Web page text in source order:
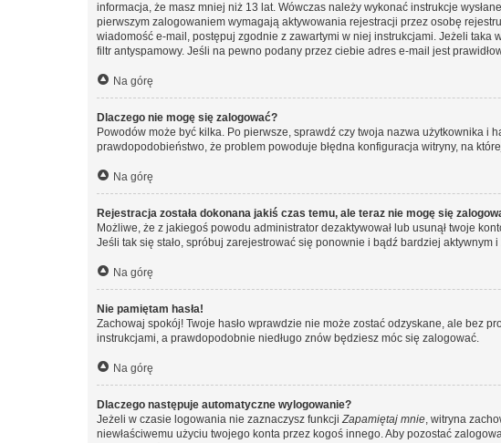
informacja, że masz mniej niż 13 lat. Wówczas należy wykonać instrukcje
pierwszym zalogowaniem wymagają aktywowania rejestracji przez osobę
wiadomość e-mail, postępuj zgodnie z zawartymi w niej instrukcjami. Jeżeli taka
filtr antyspamowy. Jeśli na pewno podany przez ciebie adres e-mail jest
Na górę
Dlaczego nie mogę się zalogować?
Powodów może być kilka. Po pierwsze, sprawdź czy twoja nazwa użytkownika i
prawdopodobieństwo, że problem powoduje błędna konfiguracja witryny, na
Na górę
Rejestracja została dokonana jakiś czas temu, ale teraz nie mogę się
Możliwe, że z jakiegoś powodu administrator dezaktywował lub usunął twoje
Jeśli tak się stało, spróbuj zarejestrować się ponownie i bądź bardziej
Na górę
Nie pamiętam hasła!
Zachowaj spokój! Twoje hasło wprawdzie nie może zostać odzyskane, ale bez
instrukcjami, a prawdopodobnie niedługo znów będziesz móc się zalogować.
Na górę
Dlaczego następuje automatyczne wylogowanie?
Jeżeli w czasie logowania nie zaznaczysz funkcjiZapamiętaj mnie, witryna
niewłaściwemu użyciu twojego konta przez kogoś innego. Aby pozostać